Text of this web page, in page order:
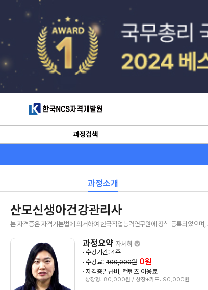
한국NCS자격개발원
과정검색
과정소개
산모신생아건강관리사
본 자격증은 자격기본법에 의거하여 한국직업능력연구원에 정식 등록되었으
과정요약 자세히
· 수강기간: 4주
· 수강료: 400,000원 0원
· 자격증발급비, 컨텐츠 이용료
상장형: 80,000원 / 상장+카드: 90,000원